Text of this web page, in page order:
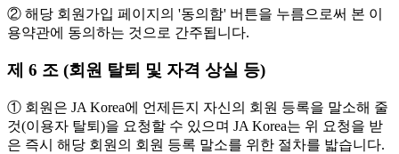
② 해당 회원가입 페이지의 '동의함' 버튼을 누름으로써 본 이
용약관에 동의하는 것으로 간주됩니다.
제 6 조 (회원 탈퇴 및 자격 상실 등)
① 회원은 JA Korea에 언제든지 자신의 회원 등록을 말소해 줄
것(이용자 탈퇴)을 요청할 수 있으며 JA Korea는 위 요청을 받
은 즉시 해당 회원의 회원 등록 말소를 위한 절차를 밟습니다.